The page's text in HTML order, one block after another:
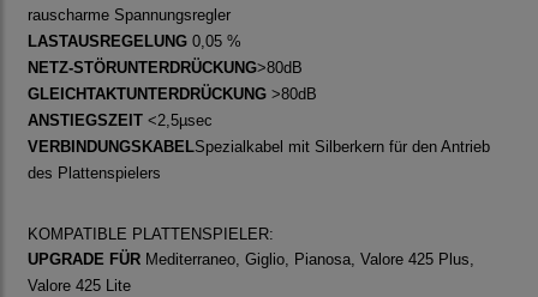
rauscharme Spannungsregler
LASTAUSREGELUNG 0,05 %
NETZ-STÖRUNTERDRÜCKUNG>80dB
GLEICHTAKTUNTERDRÜCKUNG >80dB
ANSTIEGSZEIT <2,5µsec
VERBINDUNGSKABELSpezialkabel mit Silberkern für den Antrieb
des Plattenspielers
KOMPATIBLE PLATTENSPIELER:
UPGRADE FÜR Mediterraneo, Giglio, Pianosa, Valore 425 Plus,
Valore 425 Lite